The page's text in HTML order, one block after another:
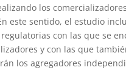
los
este sentido, el estudio
con las que se
y con las que
los agregadores